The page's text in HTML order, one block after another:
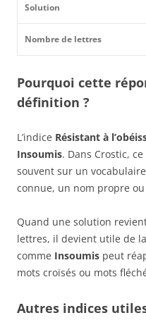
Solution
Nombre de lettres
Pourquoi cette
définition ?
L’indice Résistant à
Insoumis. Dans Crostic,
souvent sur un
connue, un nom propre
Quand une solution
lettres, il devient utile de
comme Insoumis peut
mots croisés ou mots
Autres indices